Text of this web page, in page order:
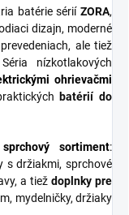
batérie sérií ZORA,
dizajn, moderné
ale tiež
nízkotlakových
ohrievačmi
batérií do
sprchový sortiment:
s držiakmi, sprchové
a tiež doplnky pre
mydelničky, držiaky